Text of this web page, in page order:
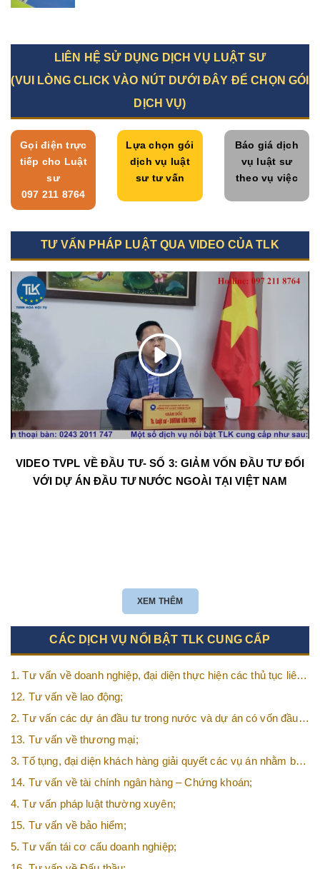
LIÊN HỆ SỬ DỤNG DỊCH VỤ LUẬT SƯ
(VUI LÒNG CLICK VÀO NÚT DƯỚI ĐÂY ĐỂ CHỌN GÓI
DỊCH VỤ)
Gọi điện trực
tiếp cho Luật
sư
097 211 8764
Lựa chọn gói
dịch vụ luật
sư tư vấn
Báo giá dịch
vụ luật sư
theo vụ việc
TƯ VẤN PHÁP LUẬT QUA VIDEO CỦA TLK
VIDEO TVPL VỀ ĐẦU TƯ- SỐ 3: GIẢM VỐN ĐẦU TƯ ĐỐI
VỚI DỰ ÁN ĐẦU TƯ NƯỚC NGOÀI TẠI VIỆT NAM
XEM THÊM
CÁC DỊCH VỤ NỔI BẬT TLK CUNG CẤP
1. Tư vấn về doanh nghiệp, đại diện thực hiện các thủ tục liên
quan tới doanh nghiệp;
12. Tư vấn về lao động;
2. Tư vấn các dự án đầu tư trong nước và dự án có vốn đầu
tư nước ngoài (FDI);
13. Tư vấn về thương mại;
3. Tố tụng, đại diện khách hàng giải quyết các vụ án nhằm bảo
vệ tối đa các quyền và lợi ích của khách hàng;
14. Tư vấn về tài chính ngân hàng – Chứng khoán;
4. Tư vấn pháp luật thường xuyên;
15. Tư vấn về bảo hiểm;
5. Tư vấn tái cơ cấu doanh nghiệp;